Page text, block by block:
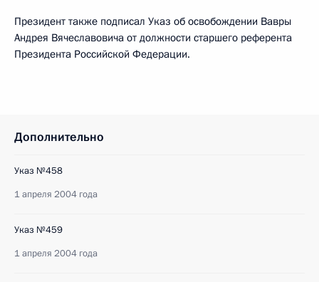
Президент также подписал Указ об освобождении Вавры
Андрея Вячеславовича от должности старшего референта
Президента Российской Федерации.
Дополнительно
Указ №458
1 апреля 2004 года
Указ №459
1 апреля 2004 года